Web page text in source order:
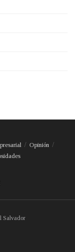
Opinión
Salvador